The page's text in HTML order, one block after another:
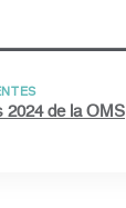
2024 de la OMS